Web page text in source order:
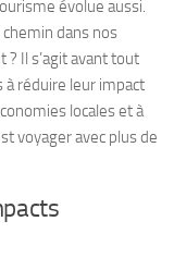
évolue aussi.
dans nos
? Il s’agit avant tout
à réduire leur impact
locales et à
voyager avec plus de